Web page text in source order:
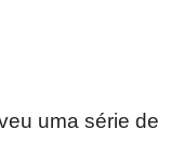
uma série de